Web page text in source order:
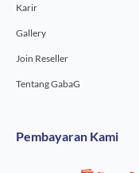
Karir
Gallery
Join Reseller
Tentang GabaG
Pembayaran Kami